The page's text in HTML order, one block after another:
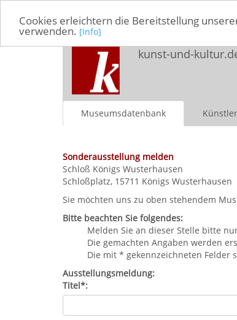
Cookies erleichtern die Bereitstellung
verwenden. [Info]
kunst-und-
Museumsdatenbank
Sonderausstellung melden
Schloß Königs Wusterhausen
Schloßplatz, 15711 Königs Wusterhausen
Sie möchten uns zu oben stehendem
Bitte beachten Sie folgendes:
Melden Sie an dieser Stelle bitte
Die gemachten Angaben werden
Die mit * gekennzeichneten Felder
Ausstellungsmeldung:
Titel*: